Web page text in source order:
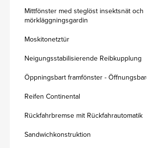
Mittfönster med steglöst insektsnät och
mörkläggningsgardin
Moskitonetztür
Neigungsstabilisierende Reibkupplung
Öppningsbart framfönster -
Reifen Continental
Rückfahrbremse mit Rückfahrautomatik
Sandwichkonstruktion